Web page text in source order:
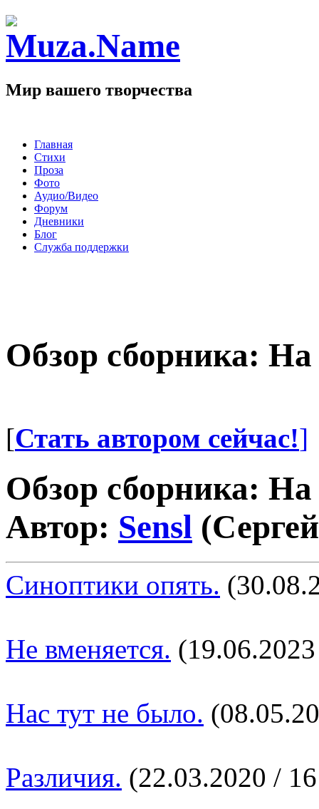
Мир вашего творчества
Главная
Стихи
Проза
Фото
Аудио/Видео
Форум
Дневники
Блог
Служба поддержки
Обзор сборника: На
[Стать автором сейчас!]
Обзор сборника: На
Автор: Sensl
Синоптики опять.
Не вменяется.
Нас тут не было.
Различия. (22.03.2020 /